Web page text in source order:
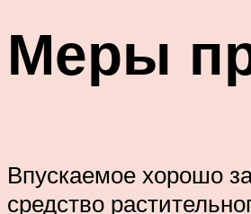
Меры
Впускаемое хорошо
средство